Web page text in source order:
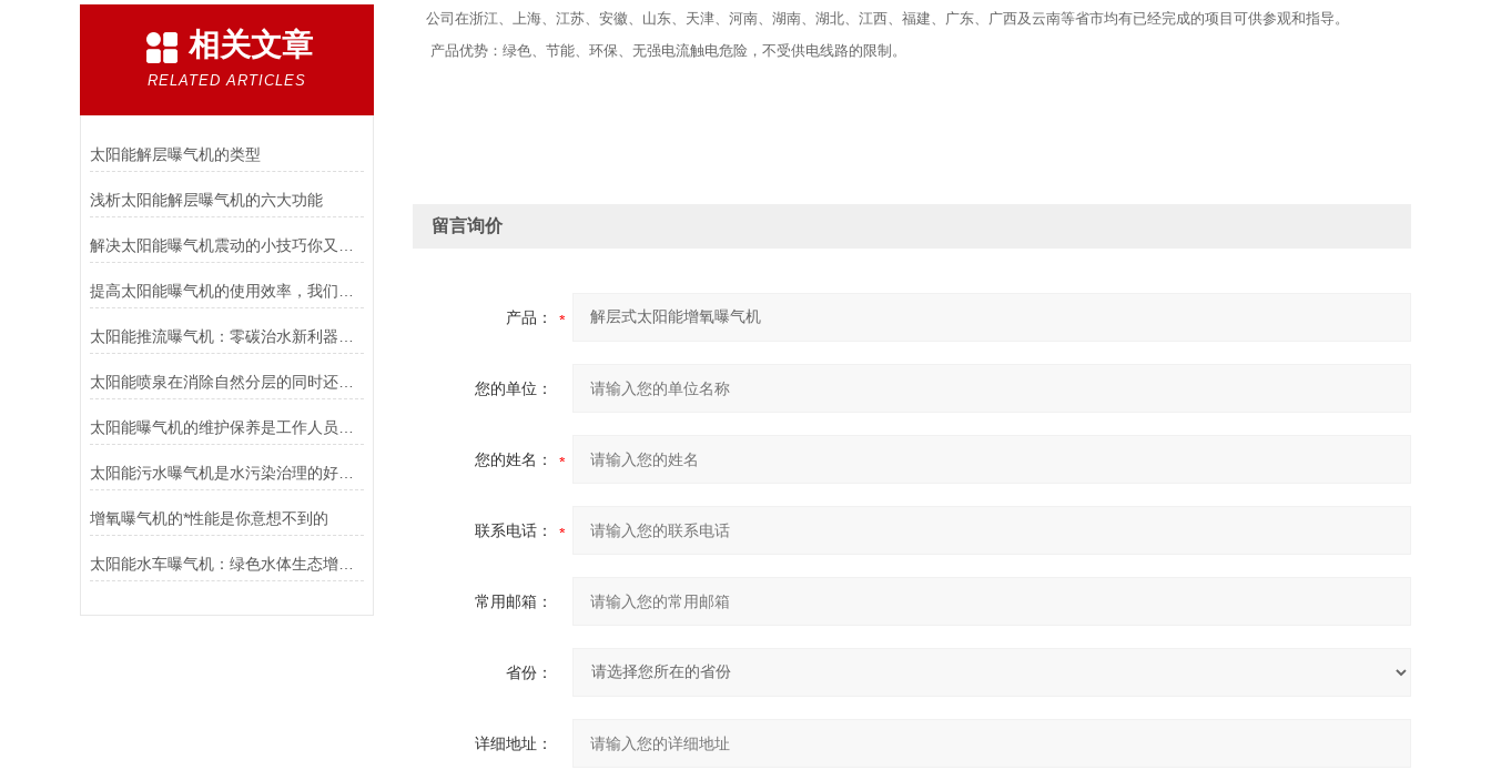
相关文章
RELATED ARTICLES
太阳能解层曝气机的类型
浅析太阳能解层曝气机的六大功能
太阳能喷泉在消除自然分层的同时还能提高水体自净能力
太阳能污水曝气机是水污染治理的好帮手
增氧曝气机的*性能是你意想不到的
太阳能水车曝气机：绿色水体生态增氧设备
公司在浙江、上海、江苏、安徽、山东、天津、河南、湖南、湖北、江西、福建、广东、广西及云南等省市均有已经完成的项目可供参观和指导。
产品优势： 绿色、节能、环保、无强电流触电危险，不受供电线路的限制。
留言询价
产品：
您的单位：
您的姓名：
联系电话：
常用邮箱：
省份：
详细地址：